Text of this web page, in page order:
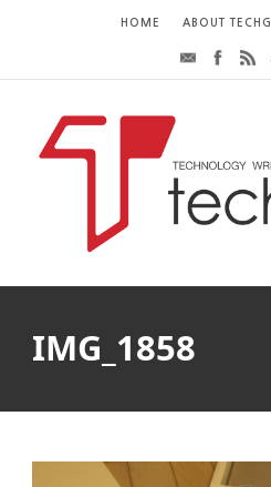
HOME ABOUT TECHG
IMG_1858